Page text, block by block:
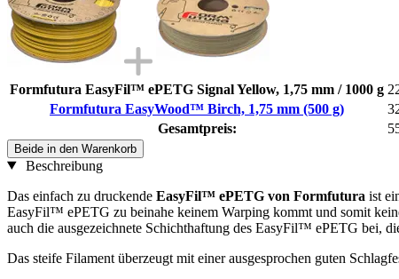
Formfutura EasyFil™ ePETG Signal Yellow, 1,75 mm / 1000 g
Formfutura EasyWood™ Birch, 1,75 mm (500 g)
Gesamtpreis:
Beide in den Warenkorb
Beschreibung
Das einfach zu druckende EasyFil™ ePETG von Formfutura ist
EasyFil™ ePETG zu beinahe keinem Warping kommt und somit
auch die ausgezeichnete Schichthaftung des EasyFil™ ePETG bei,
Das steife Filament überzeugt mit einer ausgesprochen guten